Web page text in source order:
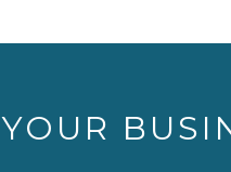
YOUR